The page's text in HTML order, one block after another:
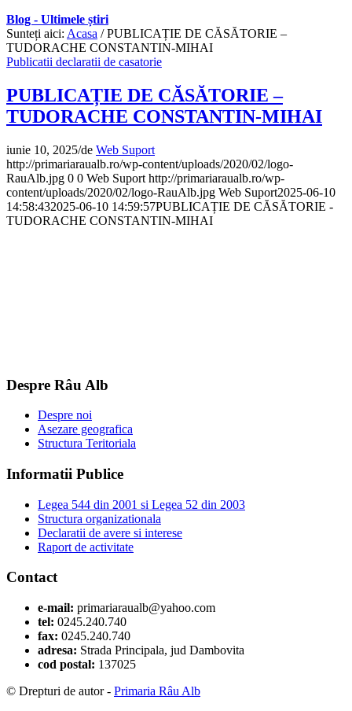
Blog - Ultimele știri
Sunteți aici: Acasa / PUBLICAȚIE DE CĂSĂTORIE –
TUDORACHE CONSTANTIN-MIHAI
Publicatii declaratii de casatorie
PUBLICAȚIE DE CĂSĂTORIE –
TUDORACHE CONSTANTIN-MIHAI
iunie 10, 2025/de Web Suport
http://primariaraualb.ro/wp-content/uploads/2020/02/logo-
RauAlb.jpg 0 0 Web Suport http://primariaraualb.ro/wp-
content/uploads/2020/02/logo-RauAlb.jpg Web Suport2025-06-10
14:58:432025-06-10 14:59:57PUBLICAȚIE DE CĂSĂTORIE -
TUDORACHE CONSTANTIN-MIHAI
Despre Râu Alb
Despre noi
Asezare geografica
Structura Teritoriala
Informatii Publice
Legea 544 din 2001 si Legea 52 din 2003
Structura organizationala
Declaratii de avere si interese
Raport de activitate
Contact
e-mail: primariaraualb@yahoo.com
tel: 0245.240.740
fax: 0245.240.740
adresa: Strada Principala, jud Dambovita
cod postal: 137025
© Drepturi de autor - Primaria Râu Alb